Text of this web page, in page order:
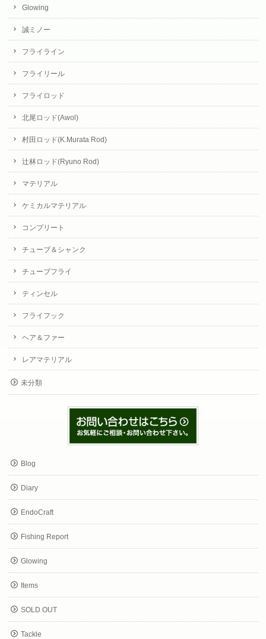
Glowing
誠ミノー
フライライン
フライリール
フライロッド
北尾ロッド(Awol)
村田ロッド(K.Murata Rod)
辻林ロッド(Ryuno Rod)
マテリアル
ケミカルマテリアル
コンプリート
チューブ＆シャンク
チューブフライ
ティンセル
フライフック
ヘア＆ファー
レアマテリアル
未分類
Blog
Diary
EndoCraft
Fishing Report
Glowing
Items
SOLD OUT
Tackle